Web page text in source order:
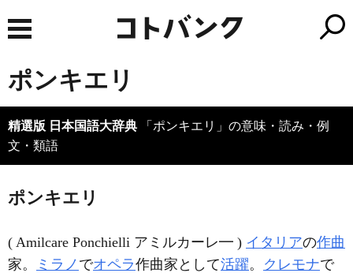
ポンキエリ
精選版 日本国語大辞典 「ポンキエリ」の意味・読み・例
文・類語
ポンキエリ
( Amilcare Ponchielli アミルカーレ━ ) イタリアの作曲
家。
ミラノ でオペラ作曲家として活躍。 クレモナで